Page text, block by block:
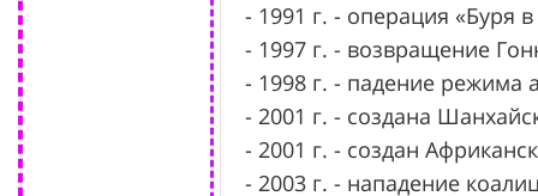
- 1991 г. - операция «Буря
- 1997 г. - возвращение
- 1998 г. - падение режима
- 2001 г. - создана
- 2001 г. - создан
- 2003 г. - нападение